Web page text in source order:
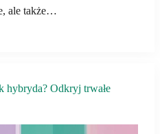
ale także…
hybryda? Odkryj trwałe